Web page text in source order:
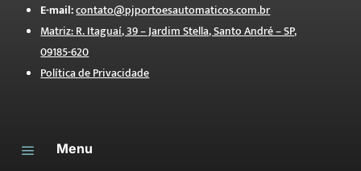
E-mail:contato@pjportoesautomaticos.com.br
Matriz: R. Itaguaí, 39 – Jardim Stella, Santo André – SP,
09185-620
Política de Privacidade
a Menu